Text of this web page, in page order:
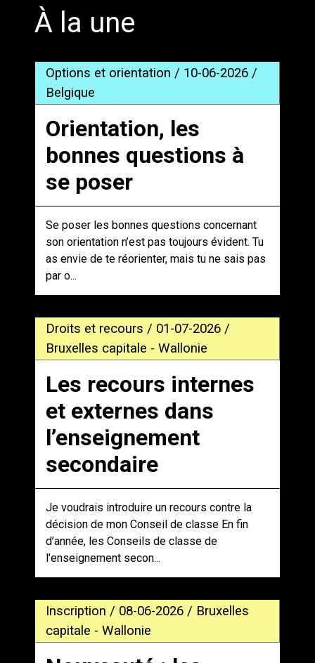
À la une
Options et orientation / 10-06-2026 /
Belgique
Orientation, les
bonnes questions à
se poser
Se poser les bonnes questions concernant
son orientation n’est pas toujours évident. Tu
as envie de te réorienter, mais tu ne sais pas
par o...
Droits et recours / 01-07-2026 /
Bruxelles capitale - Wallonie
Les recours internes
et externes dans
l’enseignement
secondaire
Je voudrais introduire un recours contre la
décision de mon Conseil de classe En fin
d’année, les Conseils de classe de
l’enseignement secon...
Inscription / 08-06-2026 / Bruxelles
capitale - Wallonie